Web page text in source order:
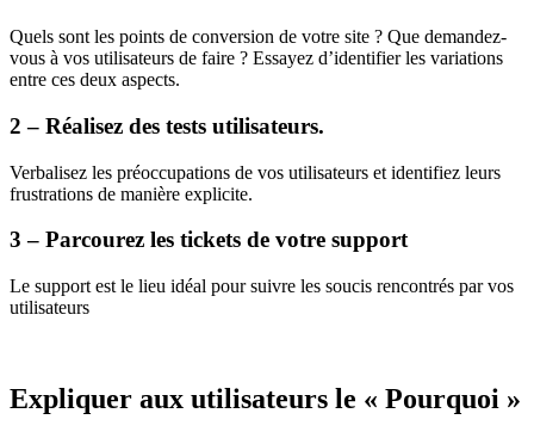
Quels sont les points de conversion de votre site ? Que demandez-
vous à vos utilisateurs de faire ? Essayez d’identifier les variations
entre ces deux aspects.
2 – Réalisez des tests utilisateurs.
Verbalisez les préoccupations de vos utilisateurs et identifiez leurs
frustrations de manière explicite.
3 – Parcourez les tickets de votre support
Le support est le lieu idéal pour suivre les soucis rencontrés par vos
utilisateurs
Expliquer aux utilisateurs le « Pourquoi »